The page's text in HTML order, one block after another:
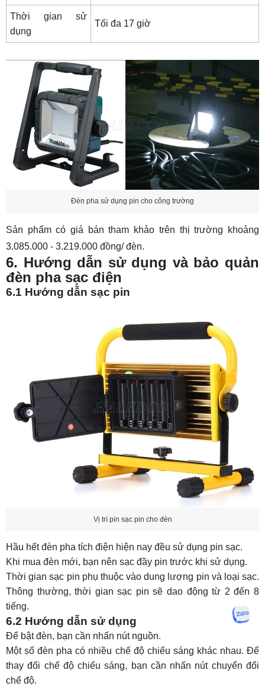
Thời gian sử
dụng
Tối đa 17 giờ
Đèn pha sử dụng pin cho công trường
Sản phẩm có giá bán tham khảo trên thị trường khoảng
3.085.000 - 3.219.000 đồng/ đèn.
6. Hướng dẫn sử dụng và bảo quản
đèn pha sạc điện
6.1 Hướng dẫn sạc pin
Vị trí pin sạc pin cho đèn
Hầu hết đèn pha tích điện hiện nay đều sử dụng pin sạc.
Khi mua đèn mới, bạn nên sạc đầy pin trước khi sử dụng.
Thời gian sạc pin phụ thuộc vào dung lượng pin và loại sạc.
Thông thường, thời gian sạc pin sẽ dao động từ 2 đến 8
tiếng.
6.2 Hướng dẫn sử dụng
Để bật đèn, bạn cần nhấn nút nguồn.
Một số đèn pha có nhiều chế độ chiếu sáng khác nhau. Để
thay đổi chế độ chiếu sáng, bạn cần nhấn nút chuyển đổi
chế độ.